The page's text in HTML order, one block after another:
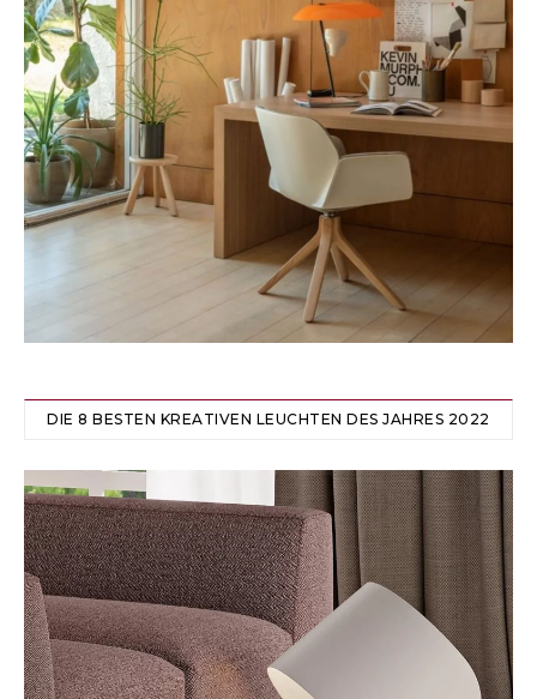
DIE 8 BESTEN KREATIVEN LEUCHTEN DES JAHRES 2022